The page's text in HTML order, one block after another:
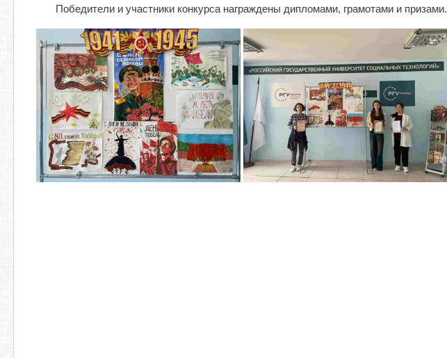
Победители и участники конкурса награждены дипломами, грамотами и призами.